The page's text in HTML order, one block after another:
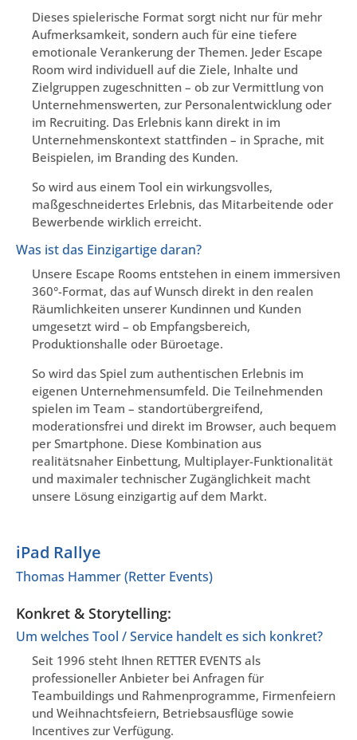
Dieses spielerische Format sorgt nicht nur für mehr
Aufmerksamkeit, sondern auch für eine tiefere
emotionale Verankerung der Themen. Jeder Escape
Room wird individuell auf die Ziele, Inhalte und
Zielgruppen zugeschnitten – ob zur Vermittlung von
Unternehmenswerten, zur Personalentwicklung oder
im Recruiting. Das Erlebnis kann direkt in im
Unternehmenskontext stattfinden – in Sprache, mit
Beispielen, im Branding des Kunden.
So wird aus einem Tool ein wirkungsvolles,
maßgeschneidertes Erlebnis, das Mitarbeitende oder
Bewerbende wirklich erreicht.
Was ist das Einzigartige daran?
Unsere Escape Rooms entstehen in einem immersiven
360°-Format, das auf Wunsch direkt in den realen
Räumlichkeiten unserer Kundinnen und Kunden
umgesetzt wird – ob Empfangsbereich,
Produktionshalle oder Büroetage.
So wird das Spiel zum authentischen Erlebnis im
eigenen Unternehmensumfeld. Die Teilnehmenden
spielen im Team – standortübergreifend,
moderationsfrei und direkt im Browser, auch bequem
per Smartphone. Diese Kombination aus
realitätsnaher Einbettung, Multiplayer-Funktionalität
und maximaler technischer Zugänglichkeit macht
unsere Lösung einzigartig auf dem Markt.
iPad Rallye
Thomas Hammer (Retter Events)
Konkret & Storytelling:
Um welches Tool / Service handelt es sich konkret?
Seit 1996 steht Ihnen RETTER EVENTS als
professioneller Anbieter bei Anfragen für
Teambuildings und Rahmenprogramme, Firmenfeiern
und Weihnachtsfeiern, Betriebsausflüge sowie
Incentives zur Verfügung.